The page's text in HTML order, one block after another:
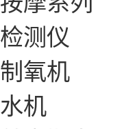
检测仪
制氧机
水机